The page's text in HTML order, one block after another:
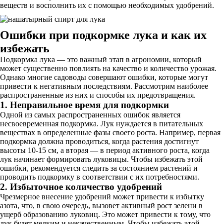
веществ и восполнить их с помощью необходимых удобрений.
Ошибки при подкормке лука и как их
избежать
Подкормка лука — это важный этап в агрономии, который
может существенно повлиять на качество и количество урожая.
Однако многие садоводы совершают ошибки, которые могут
привести к негативным последствиям. Рассмотрим наиболее
распространенные из них и способы их предотвращения.
1. Неправильное время для подкормки
Одной из самых распространенных ошибок является
несвоевременная подкормка. Лук нуждается в питательных
веществах в определенные фазы своего роста. Например, первая
подкормка должна проводиться, когда растения достигнут
высоты 10-15 см, а вторая — в период активного роста, когда
лук начинает формировать луковицы. Чтобы избежать этой
ошибки, рекомендуется следить за состоянием растений и
проводить подкормку в соответствии с их потребностями.
2. Избыточное количество удобрений
Чрезмерное внесение удобрений может привести к избытку
азота, что, в свою очередь, вызовет активный рост зелени в
ущерб образованию луковиц. Это может привести к тому, что